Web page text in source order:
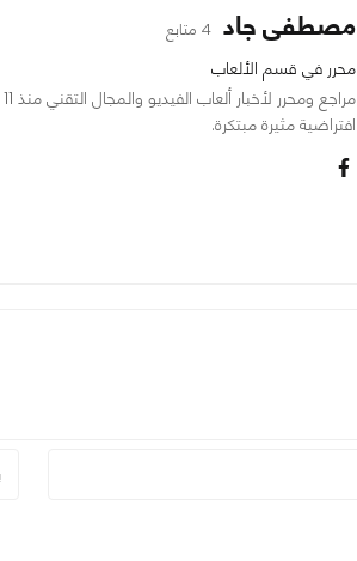
مصطفى جاد 4 متابع
محرر في قسم الألعاب
افتراضية مثيرة مبتكرة.